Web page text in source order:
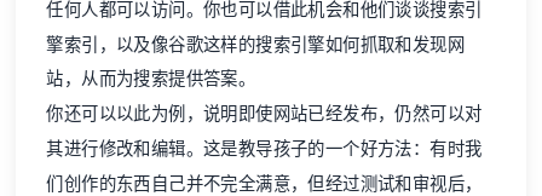
任何人都可以访问。你也可以借此机会和他们谈谈搜索引
擎索引，以及像谷歌这样的搜索引擎如何抓取和发现网
站，从而为搜索提供答案。
你还可以以此为例，说明即使网站已经发布，仍然可以对
其进行修改和编辑。这是教导孩子的一个好方法：有时我
们创作的东西自己并不完全满意，但经过测试和审视后，